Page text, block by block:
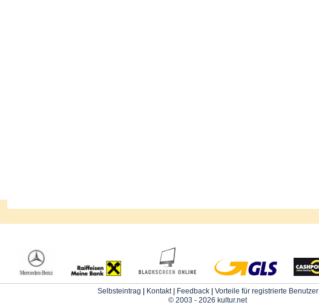
Selbsteintrag Kontakt| Feedback| Vorteile für registrierte Benutzer
© 2003 - 2026 kultur.net